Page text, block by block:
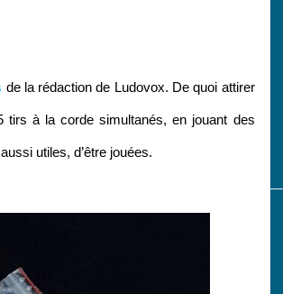
de la rédaction de Ludovox. De quoi attirer
tirs à la corde simultanés, en jouant des
utiles, d’être jouées.